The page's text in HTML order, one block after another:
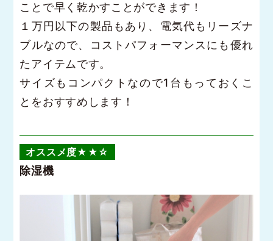
ことで早く乾かすことができます！
１万円以下の製品もあり、電気代もリーズナ
ブルなので、コストパフォーマンスにも優れ
たアイテムです。
サイズもコンパクトなので1台もっておくこ
とをおすすめします！
オススメ度★★☆
除湿機